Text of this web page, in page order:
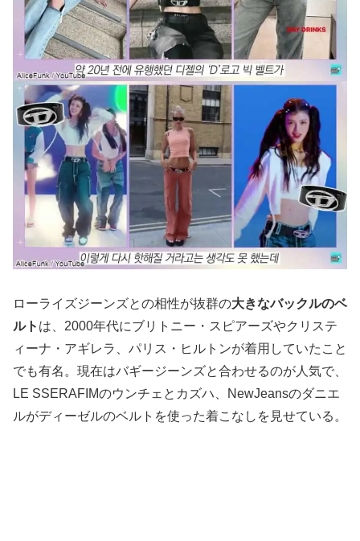
ローライズジーンズとの相性が抜群の大きなバックルのベ
ルト は、2000年代にブリトニー・スピアーズやクリステ
ィーナ・アギレラ、パリス・ヒルトンが着用していたこと
でも有名。現在はバギージーンズと合わせるのが人気で、
LE SSERAFIMのウンチェとカズハ、NewJeansのダニエ
ルがディーゼルのベルトを使った着こなしを見せている。